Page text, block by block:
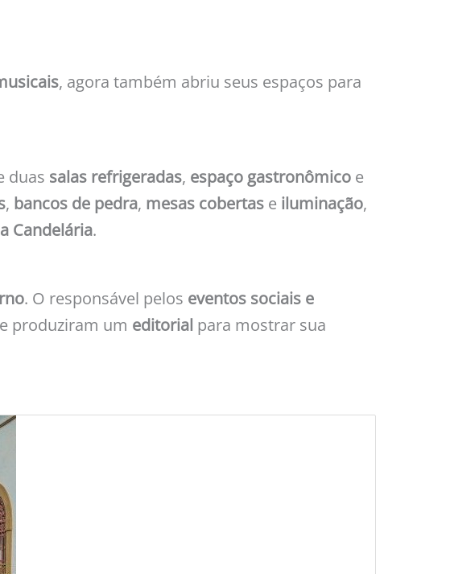
, agora também abriu seus espaços para
duas salas refrigeradas, espaço gastronômico e
, bancos de pedra, mesas cobertas e iluminação,
Candelária.
. O responsável pelos eventos sociais e
produziram um editorial para mostrar sua